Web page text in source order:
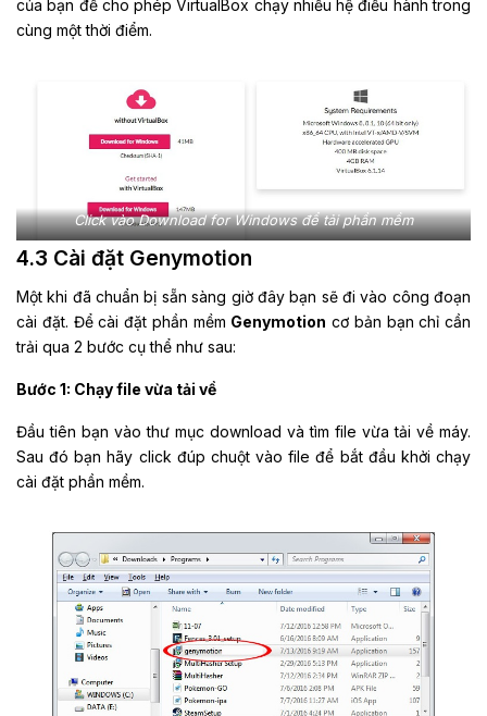
của bạn để cho phép VirtualBox chạy nhiều hệ điều hành trong
cùng một thời điểm.
Click vào Download for Windows để tải phần mềm
4.3 Cài đặt Genymotion
Một khi đã chuẩn bị sẵn sàng giờ đây bạn sẽ đi vào công đoạn
cài đặt. Để cài đặt phần mềm Genymotion cơ bản bạn chỉ cần
trải qua 2 bước cụ thể như sau:
Bước 1: Chạy file vừa tải về
Đầu tiên bạn vào thư mục download và tìm file vừa tải về máy.
Sau đó bạn hãy click đúp chuột vào file để bắt đầu khởi chạy
cài đặt phần mềm.